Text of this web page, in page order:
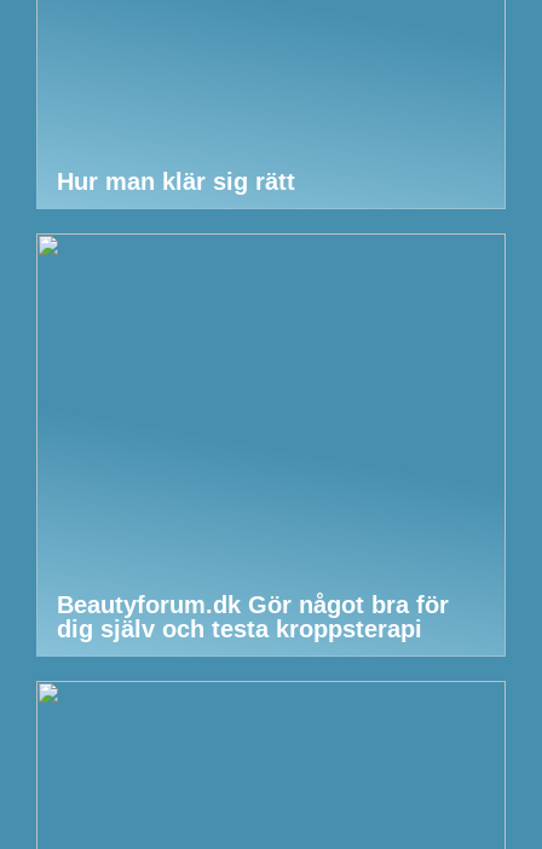
Hur man klär sig rätt
Beautyforum.dk Gör något bra för
dig själv och testa kroppsterapi